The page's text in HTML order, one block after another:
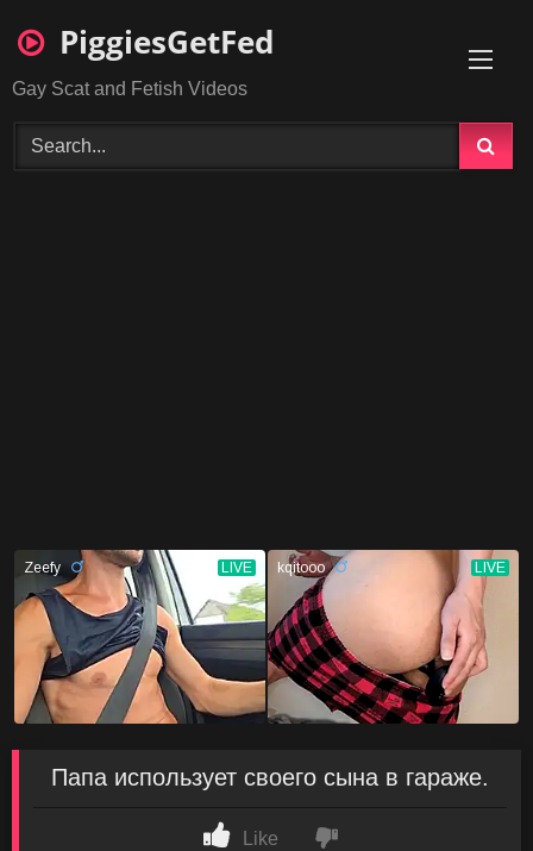
PiggiesGetFed
Gay Scat and Fetish Videos
Папа использует своего сына в гараже.
Like